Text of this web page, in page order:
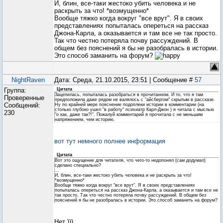
И, блин, все-таки жестоко убить человека и не
раскрыть за что! *возмущенно*
Вообще тяжко когда вокруг "все врут". Я в своих
представлениях попыталась опереться на рассказ
Джона-Карла, а оказывается и там все не так просто.
Так что честно потеряла почву рассуждений. В
общем без пояснений я бы не разобралась в истории.
Это способ заманить на форум?
NightRaven Дата: Среда, 21.10.2015, 23:51 | Сообщение # 57
Группа:
Проверенные
Сообщений:
230
Цитата
Зацепилась, попыталась разобраться в прочитанном. И то, что я там
предположила даже рядом не валялось с "айсбергом" скрытым в рассказе.
Ну по крайней мере пояснение подоплеки истории в комментарии (на
столько глубоко ушел "в работу" психиатр Карл-Джон ) я читала с мыслью
"о как, даже так?!". Пожалуй комментарий я прочитала с не меньшим
напряжением, чем историю.
вот тут немного полнее информация
Цитата
Вот это ощущение для читателя, что чего-то недопонял (сам додумал)
сделано специально?
...
И, блин, все-таки жестоко убить человека и не раскрыть за что!
*возмущенно*
Вообще тяжко когда вокруг "все врут". Я в своих представлениях
попыталась опереться на рассказ Джона-Карла, а оказывается и там все не
так просто. Так что честно потеряла почву рассуждений. В общем без
пояснений я бы не разобралась в истории. Это способ заманить на форум?